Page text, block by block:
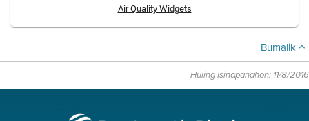
Air Quality Widgets
Bumalik
Huling Isinapanahon: 11/8/2016